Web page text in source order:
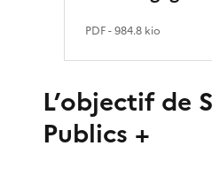
PDF- 984.8 kio
L’objectif de
Publics +